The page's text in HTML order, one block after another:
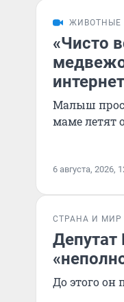
ЖИВОТНЫЕ
«Чисто
Малыш
маме летят
6 августа, 2026,
СТРАНА И МИР
До этого он